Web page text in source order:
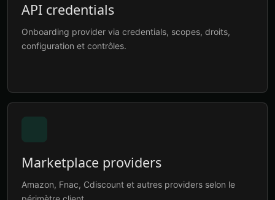
API credentials
Onboarding provider via credentials, scopes, droits,
configuration et contrôles.
Marketplace providers
Amazon, Fnac, Cdiscount et autres providers selon le